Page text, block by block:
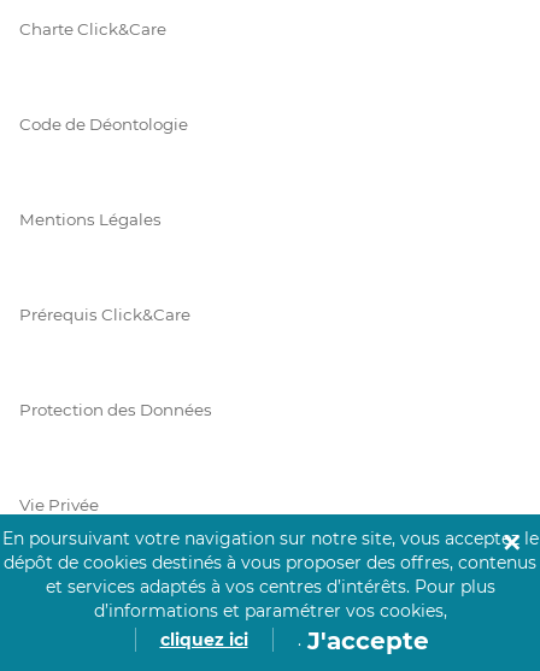
Charte Click&Care
Code de Déontologie
Mentions Légales
Prérequis Click&Care
Protection des Données
Vie Privée
PAIEMENT SÉCURISÉ
La collecte de vos informations de carte bancaire est cryptée
En poursuivant votre navigation sur notre site, vous acceptez le
dépôt de cookies destinés à vous proposer des offres, contenus
et services adaptés à vos centres d’intérêts. Pour plus
d’informations et paramétrer vos cookies,
cliquez ici
. J'accepte
✕